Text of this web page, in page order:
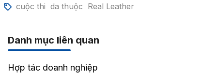
cuộc thi da thuộc Real Leather
Danh mục liên quan
Hợp tác doanh nghiệp